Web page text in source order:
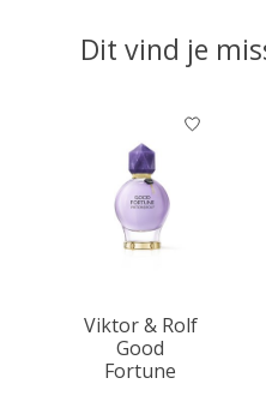
Dit vind je
Items van productcarrousel
Viktor & Rolf
Good
Fortune